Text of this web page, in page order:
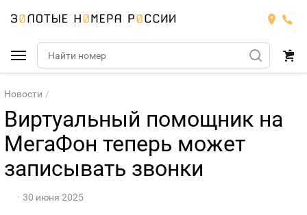
Подобрать номер
МТС
МТС
Номера
БИЛАЙН
Мегафон
Новости
Виртуальный помощник на
МегаФон теперь может
записывать звонки
30 июня 2025